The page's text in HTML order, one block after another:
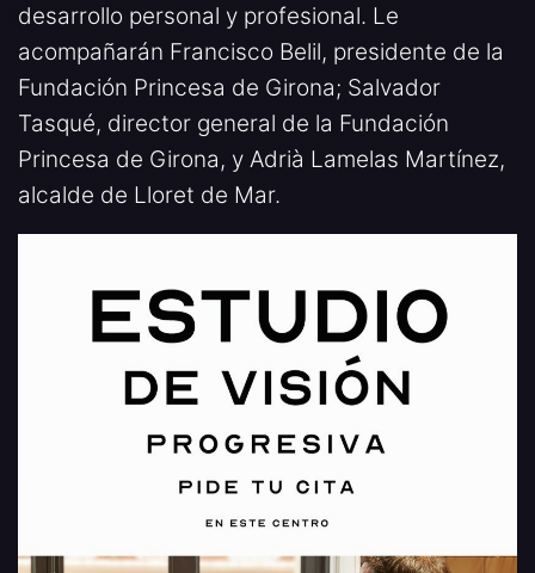
desarrollo personal y profesional. Le
acompañarán Francisco Belil, presidente de la
Fundación Princesa de Girona; Salvador
Tasqué, director general de la Fundación
Princesa de Girona, y Adrià Lamelas Martínez,
alcalde de Lloret de Mar.